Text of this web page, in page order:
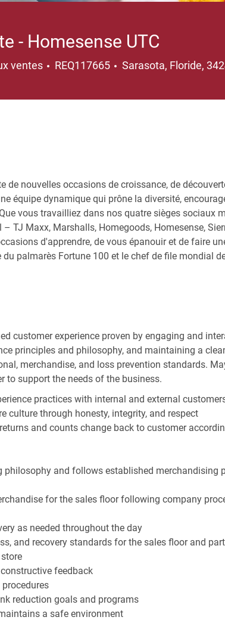
- Homesense UTC
ventes REQ117665 Emplacement
Sarasota, Floride,
de nouvelles occasions de croissance, de
équipe dynamique qui prône la diversité,
vous travailliez dans nos quatre sièges sociaux
TJ Maxx, Marshalls, Homegoods, Homesense,
d'apprendre, de vous épanouir et de faire
du palmarès Fortune 100 et le chef de file mondial
customer experience proven by engaging and
principles and philosophy, and maintaining a
merchandise, and loss prevention standards.
to support the needs of the business.
practices with internal and external
culture through honesty, integrity, and respect
and counts change back to customer
and follows established merchandising
for the sales floor following company
as needed throughout the day
and recovery standards for the sales floor and
feedback
reduction goals and programs
a safe environment